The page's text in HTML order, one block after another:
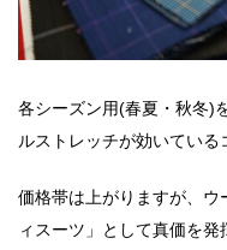
各シーズン用(春夏・秋冬)
ルストレッチが効いている
価格帯は上がりますが、ウ
ィスーツ」として真価を